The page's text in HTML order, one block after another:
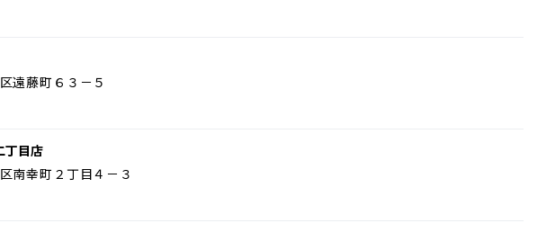
遠藤町６３－５
丁目店
南幸町２丁目４－３